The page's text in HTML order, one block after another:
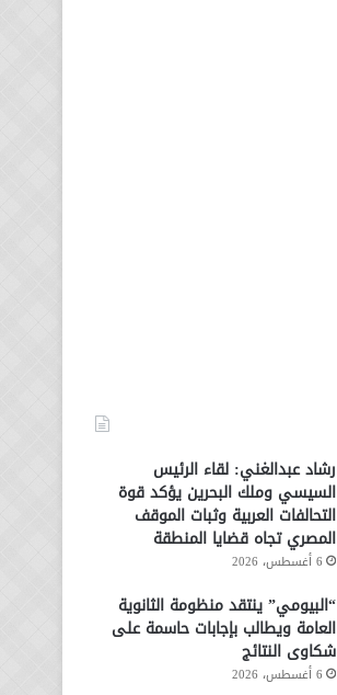
رشاد عبدالغني: لقاء الرئيس
السيسي وملك البحرين يؤكد قوة
التحالفات العربية وثبات الموقف
المصري تجاه قضايا المنطقة
6 أغسطس، 2026
“البيومي” ينتقد منظومة الثانوية
العامة ويطالب بإجابات حاسمة على
شكاوى النتائج
6 أغسطس، 2026